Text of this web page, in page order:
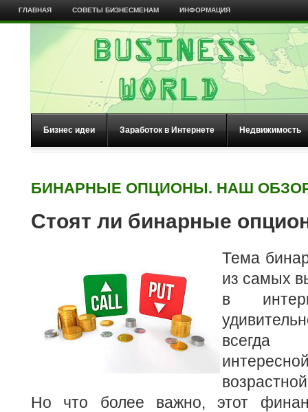
ГЛАВНАЯ СОВЕТЫ БИЗНЕСМЕНАМ ИНФОРМАЦИЯ
Бизнес идеи Заработок в Интернете Недвижимость
БИНАРНЫЕ ОПЦИОНЫ. НАШ
Стоят ли бинарные
Тема
из самых
в
всегда
Но что более важно, этот